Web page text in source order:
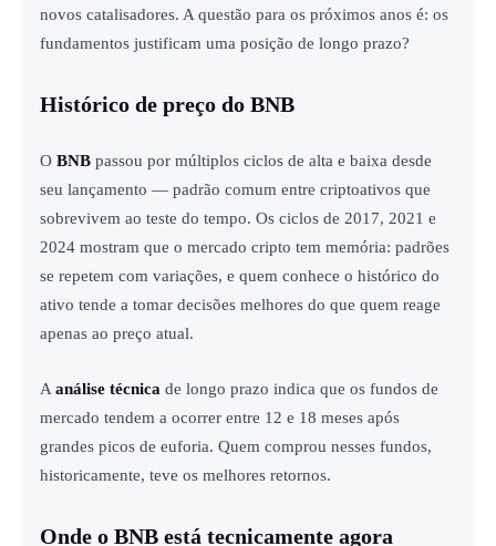
novos catalisadores. A questão para os próximos anos é: os
fundamentos justificam uma posição de longo prazo?
Histórico de preço do BNB
O BNB passou por múltiplos ciclos de alta e baixa desde
seu lançamento — padrão comum entre criptoativos que
sobrevivem ao teste do tempo. Os ciclos de 2017, 2021 e
2024 mostram que o mercado cripto tem memória: padrões
se repetem com variações, e quem conhece o histórico do
ativo tende a tomar decisões melhores do que quem reage
apenas ao preço atual.
A análise técnica de longo prazo indica que os fundos de
mercado tendem a ocorrer entre 12 e 18 meses após
grandes picos de euforia. Quem comprou nesses fundos,
historicamente, teve os melhores retornos.
Onde o BNB está tecnicamente agora